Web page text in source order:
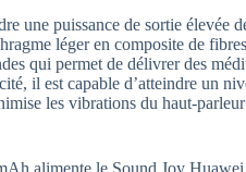
une puissance de sortie élevée
léger en composite de
qui permet de délivrer des
il est capable d’atteindre un
les vibrations du haut-